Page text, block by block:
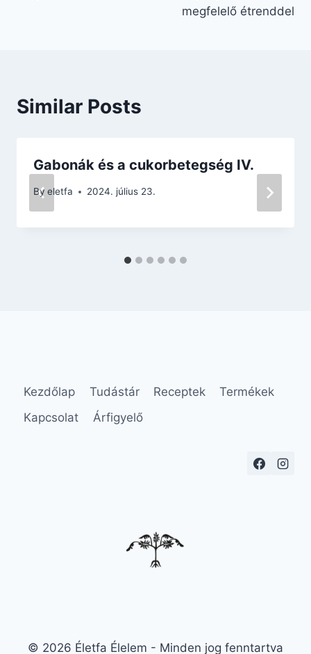
megfelelő étrenddel
Similar Posts
Gabonák és a cukorbetegség IV.
By eletfa 2024. július 23.
Kezdőlap Tudástár Receptek
Termékek
Kapcsolat
Árfigyelő
© 2026 Életfa Élelem - Minden jog fenntartva